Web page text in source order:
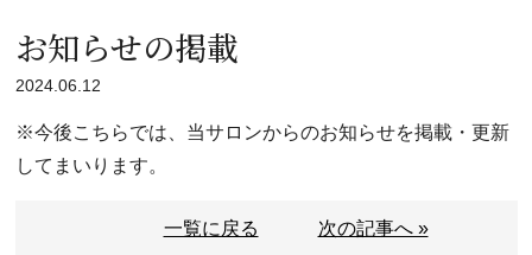
お知らせの掲載
2024.06.12
※今後こちらでは、当サロンからのお知らせを掲載・更新
してまいります。
一覧に戻る 次の記事へ »